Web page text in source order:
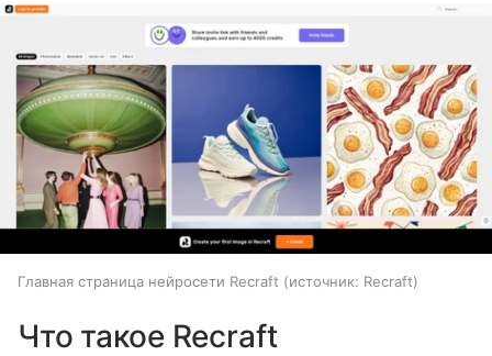
Главная страница нейросети Recraft источник: Recraft
Что такое Recraft